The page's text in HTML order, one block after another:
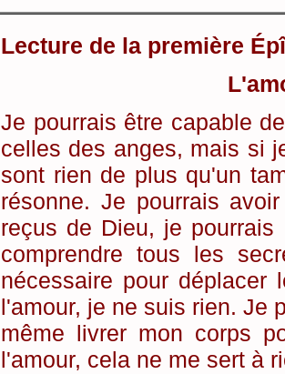
Lecture de la première
Je pourrais être capable
celles des anges, mais si
sont rien de plus qu'un
résonne. Je pourrais
reçus de Dieu, je
comprendre tous les
nécessaire pour
l'amour, je ne suis rien. Je
même livrer mon corps
l'amour, cela ne me sert à